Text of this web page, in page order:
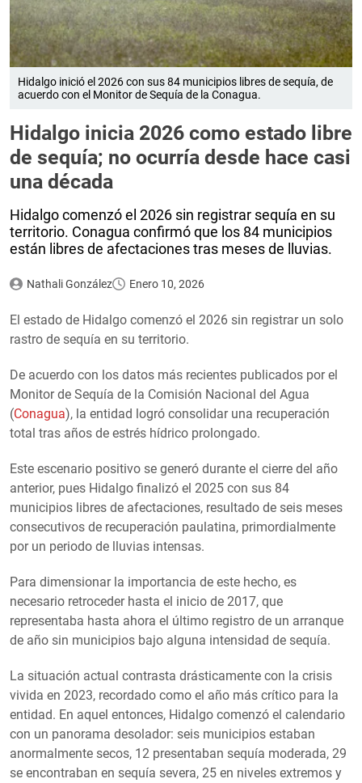
Hidalgo inició el 2026 con sus 84 municipios libres de sequía, de
acuerdo con el Monitor de Sequía de la Conagua.
Hidalgo inicia 2026 como estado libre
de sequía; no ocurría desde hace casi
una década
Hidalgo comenzó el 2026 sin registrar sequía en su
territorio. Conagua confirmó que los 84 municipios
están libres de afectaciones tras meses de lluvias.
Nathali González Enero 10, 2026
El estado de Hidalgo comenzó el 2026 sin registrar un solo
rastro de sequía en su territorio.
De acuerdo con los datos más recientes publicados por el
Monitor de Sequía de la Comisión Nacional del Agua
(Conagua), la entidad logró consolidar una recuperación
total tras años de estrés hídrico prolongado.
Este escenario positivo se generó durante el cierre del año
anterior, pues Hidalgo finalizó el 2025 con sus 84
municipios libres de afectaciones, resultado de seis meses
consecutivos de recuperación paulatina, primordialmente
por un periodo de lluvias intensas.
Para dimensionar la importancia de este hecho, es
necesario retroceder hasta el inicio de 2017, que
representaba hasta ahora el último registro de un arranque
de año sin municipios bajo alguna intensidad de sequía.
La situación actual contrasta drásticamente con la crisis
vivida en 2023, recordado como el año más crítico para la
entidad. En aquel entonces, Hidalgo comenzó el calendario
con un panorama desolador: seis municipios estaban
anormalmente secos, 12 presentaban sequía moderada, 29
se encontraban en sequía severa, 25 en niveles extremos y